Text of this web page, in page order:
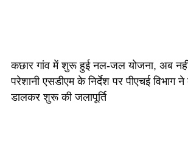
कछार गांव में शुरू हुई नल-जल योजना, अब नहीं
परेशानी एसडीएम के निर्देश पर पीएचई विभाग ने
डालकर शुरू की जलापूर्ति